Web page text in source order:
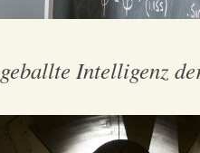
Intelligenz